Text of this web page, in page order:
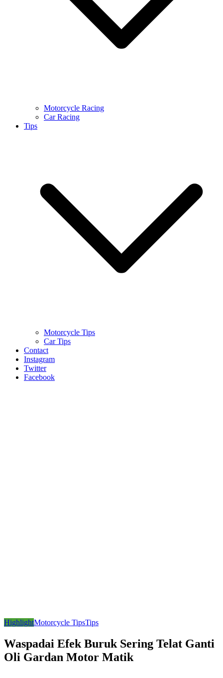
Motorcycle Racing
Car Racing
Tips
Motorcycle Tips
Car Tips
Contact
Instagram
Twitter
Facebook
HighlightMotorcycle TipsTips
Waspadai Efek Buruk Sering Telat Ganti
Oli Gardan Motor Matik